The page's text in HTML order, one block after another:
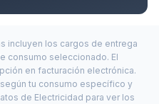
incluyen los cargos de entrega
consumo seleccionado. El
en facturación electrónica.
tu consumo específico y
de Electricidad para ver los